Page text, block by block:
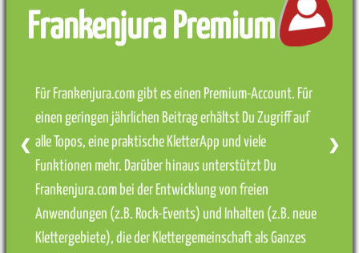
Frankenjura Premium
Für Frankenjura.com gibt es einen Premium-Account. Für
einen geringen jährlichen Beitrag erhältst Du Zugriff auf
alle Topos, eine praktische KletterApp und viele
Funktionen mehr. Darüber hinaus unterstützt Du
Frankenjura.com bei der Entwicklung von freien
Anwendungen (z.B. Rock-Events) und Inhalten (z.B. neue
Klettergebiete), die der Klettergemeinschaft als Ganzes
❮ ❯